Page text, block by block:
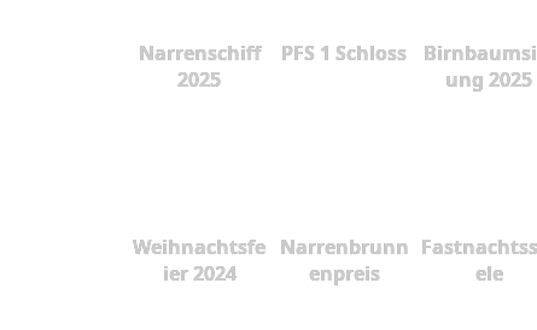
Narrenschiff
2025
PFS 1 Schloss
ung 2025
Weihnachtsfe
ier 2024
Narrenbrunn
enpreis
ele